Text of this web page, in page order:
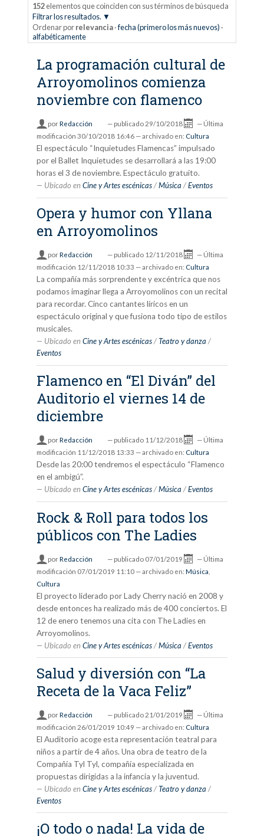
152elementos que coinciden con sus términos de búsqueda
Filtrar los resultados.
Ordenar por relevancia ·fecha (primero los más nuevos) ·
alfabéticamente
La programación cultural de
Arroyomolinos comienza
noviembre con flamenco
porRedacción — publicado 29/10/2018 — Última
modificación 30/10/2018 16:46 — archivado en: Cultura
El espectáculo “Inquietudes Flamencas” impulsado
por el Ballet Inquietudes se desarrollará a las 19:00
horas el 3 de noviembre. Espectáculo gratuito.
Ubicado en Cine y Artes escénicas /Música /Eventos
Opera y humor con Yllana
en Arroyomolinos
porRedacción — publicado 12/11/2018 — Última
modificación 12/11/2018 10:33 — archivado en: Cultura
La compañía más sorprendente y excéntrica que nos
podamos imaginar llega a Arroyomolinos con un recital
para recordar. Cinco cantantes líricos en un
espectáculo original y que fusiona todo tipo de estilos
musicales.
Ubicado en Cine y Artes escénicas /Teatro y danza /
Eventos
Flamenco en “El Diván” del
Auditorio el viernes 14 de
diciembre
porRedacción — publicado 11/12/2018 — Última
modificación 11/12/2018 13:33 — archivado en: Cultura
Desde las 20:00 tendremos el espectáculo “Flamenco
en el ambigú”.
Ubicado en Cine y Artes escénicas /Música /Eventos
Rock & Roll para todos los
públicos con The Ladies
porRedacción — publicado 07/01/2019 — Última
modificación 07/01/2019 11:10 — archivado en: Música
Cultura
El proyecto liderado por Lady Cherry nació en 2008 y
desde entonces ha realizado más de 400 conciertos. El
12 de enero tenemos una cita con The Ladies en
Arroyomolinos.
Ubicado en Cine y Artes escénicas /Música /Eventos
Salud y diversión con “La
Receta de la Vaca Feliz”
porRedacción — publicado 21/01/2019 — Última
modificación 26/01/2019 10:49 — archivado en: Cultura
El Auditorio acoge esta representación teatral para
niños a partir de 4 años. Una obra de teatro de la
Compañía Tyl Tyl, compañía especializada en
propuestas dirigidas a la infancia y la juventud.
Ubicado en Cine y Artes escénicas /Teatro y danza /
Eventos
¡O todo o nada! La vida de